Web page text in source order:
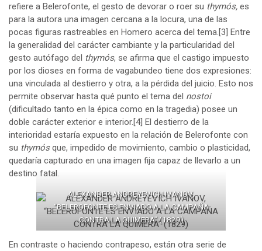
refiere a Belerofonte, el gesto de devorar o roer su thymós, es
para la autora una imagen cercana a la locura, una de las
pocas figuras rastreables en Homero acerca del tema.[3] Entre
la generalidad del carácter cambiante y la particularidad del
gesto autófago del thymós, se afirma que el castigo impuesto
por los dioses en forma de vagabundeo tiene dos expresiones:
una vinculada al destierro y otra, a la pérdida del juicio. Esto nos
permite observar hasta qué punto el tema del nostoi
(dificultado tanto en la épica como en la tragedia) posee un
doble carácter exterior e interior.[4] El destierro de la
interioridad estaría expuesto en la relación de Belerofonte con
su thymósque, impedido de movimiento, cambio o plasticidad,
quedaría capturado en una imagen fija capaz de llevarlo a un
destino fatal.
ALEXANDER ANDREYEVICH IVANOV,
“BELEROFONTE ES ENVIADO A LA CAMPAÑA
CONTRA LA QUIMERA” (1829)
En contraste o haciendo contrapeso, están otra serie de